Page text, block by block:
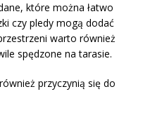
które można łatwo
czy pledy mogą dodać
warto również
spędzone na tarasie.
przyczynią się do